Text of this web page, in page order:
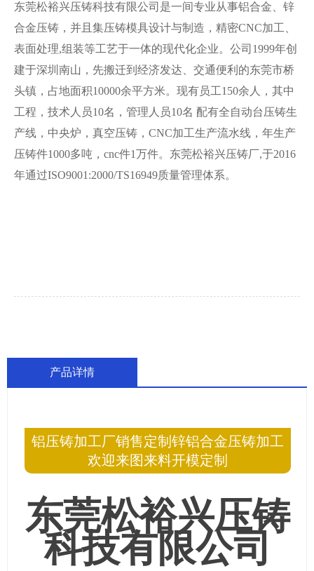
东莞松裕兴压铸科技有限公司是一间专业从事铝合金、锌
合金压铸，并且集压铸模具设计与制造，精密CNC加工、
表面处理,组装等工艺于一体的现代化企业。公司1999年创
建于深圳南山，先搬迁到经济发达、交通便利的东莞市桥
头镇，占地面积10000余平方米。现有员工150余人，其中
工程，技术人员10名，管理人员10名 配有全自动台压铸生
产线，中央炉，真空压铸，CNC加工生产流水线，年生产
压铸件1000多吨，cnc件1万件。东莞松裕兴压铸厂,于2016
年通过ISO9001:2000/TS16949质量管理体系。
产品详情
铝压铸加工厂销售定制锌铝合金压铸加工
欢迎来图来料开模定制
东莞松裕兴压铸
科技有限公司